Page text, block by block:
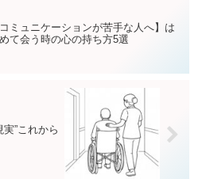
コミュニケーションが苦手な人へ】は
て会う時の心の持ち方5選
”これから